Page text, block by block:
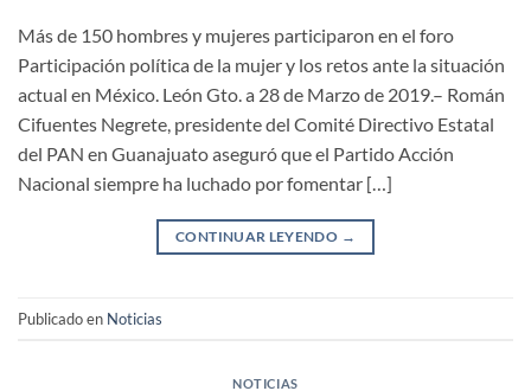
Más de 150 hombres y mujeres participaron en el foro
Participación política de la mujer y los retos ante la situación
actual en México. León Gto. a 28 de Marzo de 2019.– Román
Cifuentes Negrete, presidente del Comité Directivo Estatal
del PAN en Guanajuato aseguró que el Partido Acción
Nacional siempre ha luchado por fomentar […]
CONTINUAR LEYENDO →
Publicado en Noticias
NOTICIAS